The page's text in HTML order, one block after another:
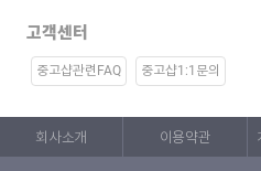
고객센터
중고샵관련FAQ 중고샵1:1문의
회사소개 이용약관